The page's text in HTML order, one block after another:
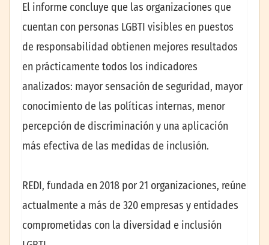
El informe concluye que las organizaciones que
cuentan con personas LGBTI visibles en puestos
de responsabilidad obtienen mejores resultados
en prácticamente todos los indicadores
analizados: mayor sensación de seguridad, mayor
conocimiento de las políticas internas, menor
percepción de discriminación y una aplicación
más efectiva de las medidas de inclusión.
REDI, fundada en 2018 por 21 organizaciones, reúne
actualmente a más de 320 empresas y entidades
comprometidas con la diversidad e inclusión